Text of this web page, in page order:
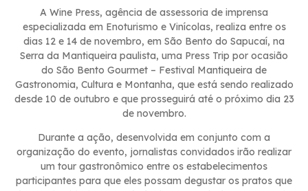
A Wine Press, agência de assessoria de imprensa
especializada em Enoturismo e Vinícolas, realiza entre os
dias 12 e 14 de novembro, em São Bento do Sapucaí, na
Serra da Mantiqueira paulista, uma Press Trip por ocasião
do São Bento Gourmet – Festival Mantiqueira de
Gastronomia, Cultura e Montanha, que está sendo realizado
desde 10 de outubro e que prosseguirá até o próximo dia 23
de novembro.
Durante a ação, desenvolvida em conjunto com a
organização do evento, jornalistas convidados irão realizar
um tour gastronômico entre os estabelecimentos
participantes para que eles possam degustar os pratos que